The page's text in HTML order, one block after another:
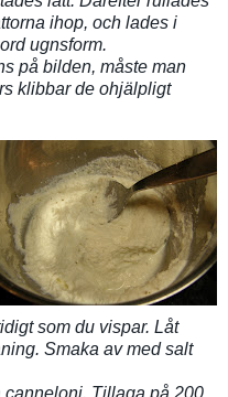
ihop, och lades i
ugnsform.
på bilden, måste man
klibbar de ohjälpligt
som du vispar. Låt
Smaka av med salt
Tillaga på 200